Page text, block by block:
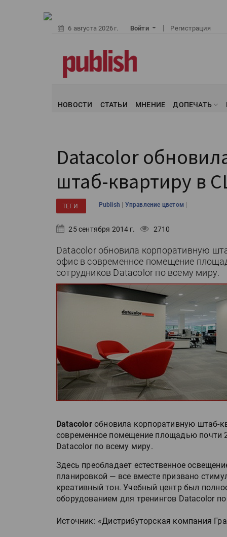
6 августа 2026 г. Войти Регистрация
НОВОСТИ СТАТЬИ МНЕНИЕ ДОПЕЧАТЬ
Datacolor
штаб-квартиру в
ТЕГИ Publish | Управление цветом |
25 сентября 2014 г. 2710
Datacolor обновила корпоративную
офис в современное помещение
сотрудников Datacolor по всему миру.
Datacolor обновила корпоративную штаб-
современное помещение площадью почти
Datacolor по всему миру.
Здесь преобладает естественное
планировкой — все вместе призвано
креативный тон. Учебный центр был
оборудованием для тренингов Datacolor
Источник: «Дистрибуторская компания